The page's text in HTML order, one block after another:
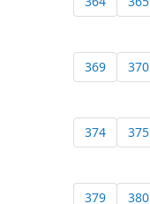
369 370
374 375
379 380